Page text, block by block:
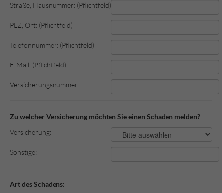
Straße, Hausnummer: (Pflichtfeld)
PLZ, Ort: (Pflichtfeld)
Telefonnummer: (Pflichtfeld)
E-Mail: (Pflichtfeld)
Versicherungsnummer:
Zu welcher Versicherung möchten Sie einen Schaden melden?
Versicherung:
Sonstige:
Art des Schadens: